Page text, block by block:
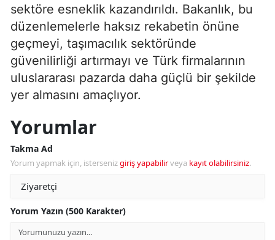
sektöre esneklik kazandırıldı. Bakanlık, bu
düzenlemelerle haksız rekabetin önüne
geçmeyi, taşımacılık sektöründe
güvenilirliği artırmayı ve Türk firmalarının
uluslararası pazarda daha güçlü bir şekilde
yer almasını amaçlıyor.
Yorumlar
Takma Ad
Yorum yapmak için, istersenizgiriş yapabilirveya kayıt olabilirsiniz.
Yorum Yazın (500 Karakter)